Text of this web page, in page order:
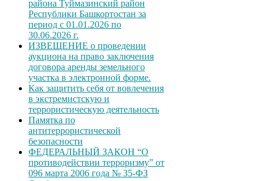
района Туймазинский район
Республики Башкортостан за
период с 01.01.2026 по
30.06.2026 г.
ИЗВЕЩЕНИЕ о проведении
аукциона на право заключения
договора аренды земельного
участка в электронной форме.
Как защитить себя от вовлечения
в экстремистскую и
террористическую деятельность
Памятка по
антитеррористической
безопасности
ФЕДЕРАЛЬНЫЙ ЗАКОН “О
противодействии терроризму” от
096 марта 2006 года № 35-ФЗ